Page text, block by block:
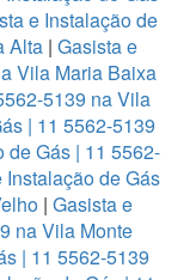
e Instalação de
Alta| Gasista e
Vila Maria Baixa
5139 na Vila
| 11 5562-5139
de Gás | 11 5562-
Instalação de Gás
| Gasista e
na Vila Monte
| 11 5562-5139